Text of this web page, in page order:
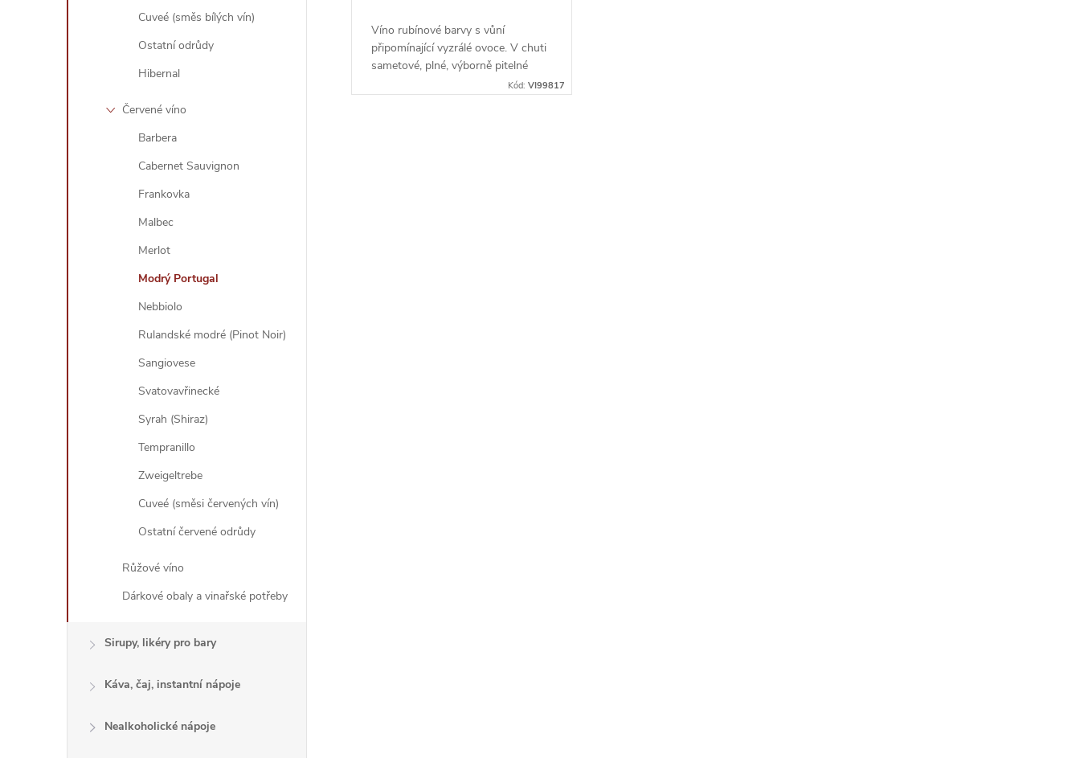
Cuveé (směs bílých vín)
Ostatní odrůdy
Hibernal
Červené víno
Barbera
Cabernet Sauvignon
Frankovka
Malbec
Merlot
Modrý Portugal
Nebbiolo
Rulandské modré (Pinot Noir)
Sangiovese
Svatovavřinecké
Syrah (Shiraz)
Tempranillo
Zweigeltrebe
Cuveé (směsi červených vín)
Ostatní červené odrůdy
Růžové víno
Dárkové obaly a vinařské potřeby
Sirupy, likéry pro bary
Káva, čaj, instantní nápoje
Nealkoholické nápoje
Víno rubínové barvy s vůní
připomínající vyzrálé ovoce. V chuti
sametové, plné, výborně pitelné
Kód:VI99817